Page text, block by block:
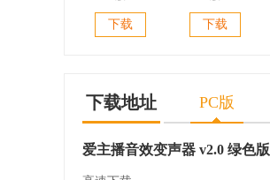
Visual
PingPlus(网络拓
下载
pacestar
lanflow(网络拓
下载
下载地址 PC版
爱主播音效变声器 v2.0 绿色版